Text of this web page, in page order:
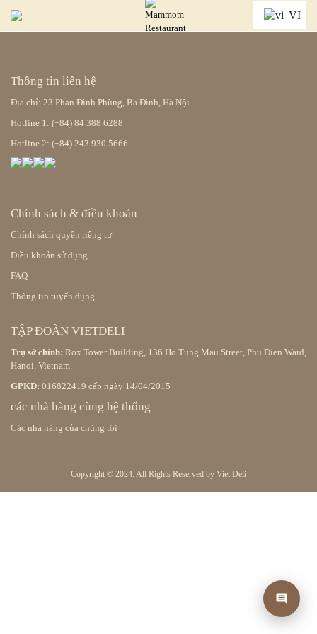
VI
Thông tin liên hệ
Địa chỉ: 23 Phan Đình Phùng, Ba Đình, Hà Nội
Hotline 1: (+84) 84 388 6288
Hotline 2: (+84) 243 930 5666
Chính sách & điều khoản
Chính sách quyền riêng tư
Điều khoản sử dụng
FAQ
Thông tin tuyển dụng
TẬP ĐOÀN VIETDELI
Trụ sở chính: Rox Tower Building, 136 Ho Tung Mau Street, Phu Dien Ward,
Hanoi, Vietnam.
GPKD: 016822419 cấp ngày 14/04/2015
các nhà hàng cùng hệ thống
Các nhà hàng của chúng tôi
Copyright © 2024. All Rights Reserved by Viet Deli